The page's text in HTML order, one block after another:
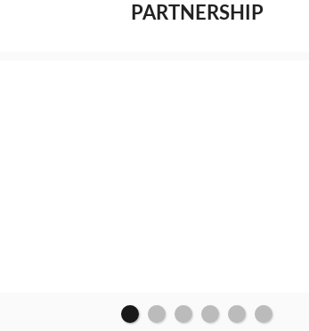
PARTNERSHIP